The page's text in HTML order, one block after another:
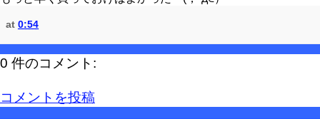
at 0:54
0 件のコメント:
コメントを投稿